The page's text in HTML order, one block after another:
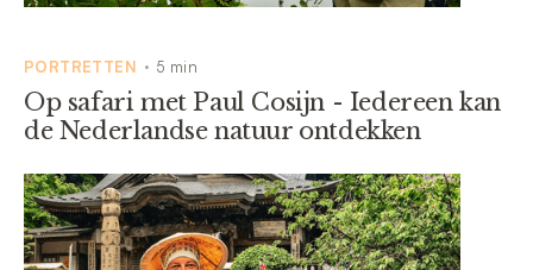
PORTRETTEN • 5 min
Op safari met Paul Cosijn - Iedereen kan
de Nederlandse natuur ontdekken